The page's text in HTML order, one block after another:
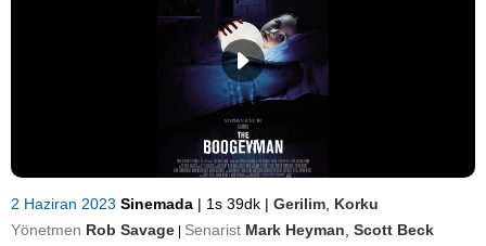
2 Haziran 2023 Sinemada | 1s 39dk | Gerilim Korku
Yönetmen Rob Savage Senarist Mark Heyman Scott Beck